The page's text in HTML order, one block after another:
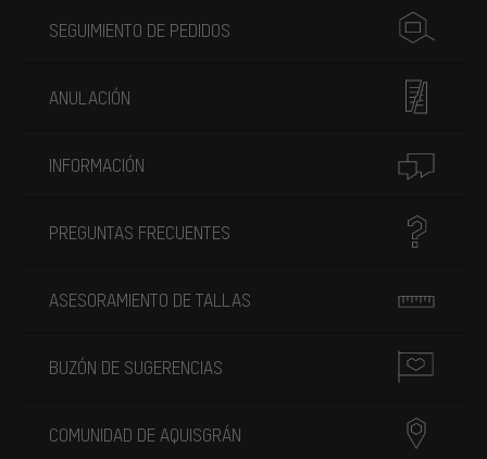
SEGUIMIENTO DE PEDIDOS
ANULACIÓN
INFORMACIÓN
PREGUNTAS FRECUENTES
ASESORAMIENTO DE TALLAS
BUZÓN DE SUGERENCIAS
COMUNIDAD DE AQUISGRÁN